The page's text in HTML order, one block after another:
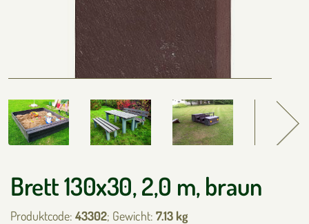
Brett 130x30, 2,0 m, braun
Produktcode:43302; Gewicht: 7.13 kg